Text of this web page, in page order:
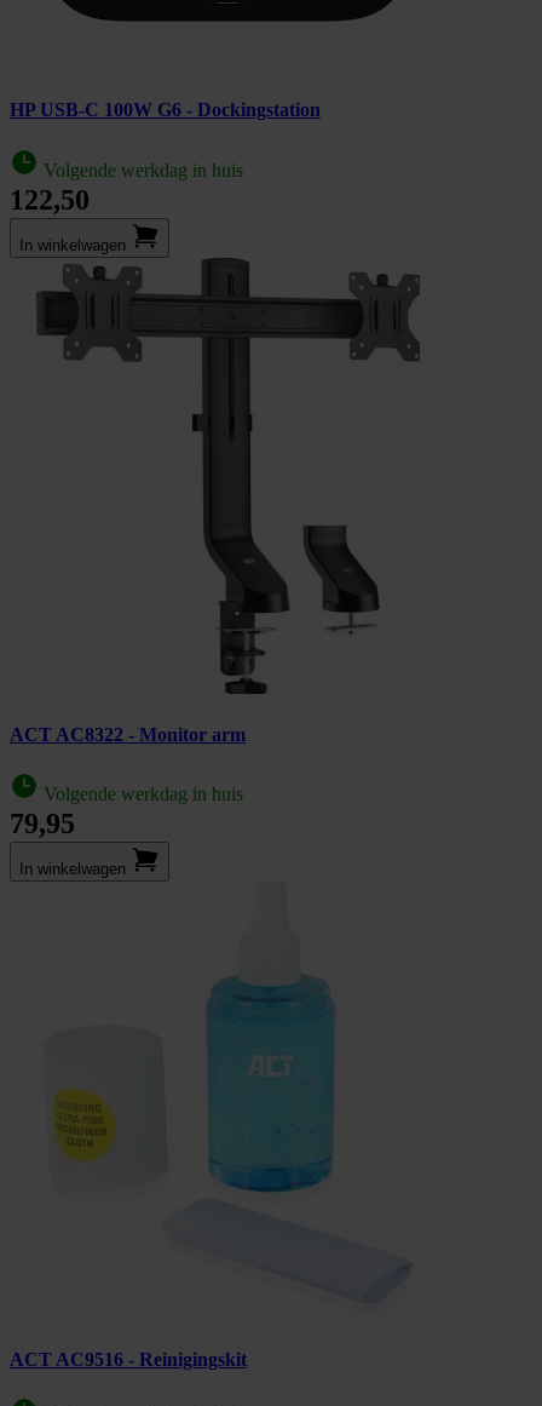
HP USB-C 100W G6 - Dockingstation
Volgende werkdag in huis
122,50
In winkel­wagen
ACT AC8322 - Monitor arm
Volgende werkdag in huis
79,95
In winkel­wagen
ACT AC9516 - Reinigingskit